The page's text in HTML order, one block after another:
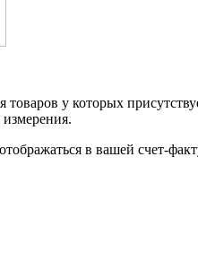
у которых
измерения.
в вашей счет-